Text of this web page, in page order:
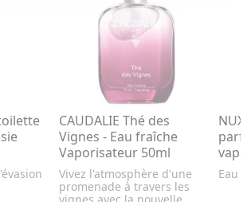
CAUDALIE Thé des
Vignes - Eau fraîche
Vaporisateur 50ml
Vivez l'atmosphère d'une
promenade à travers les
Eau